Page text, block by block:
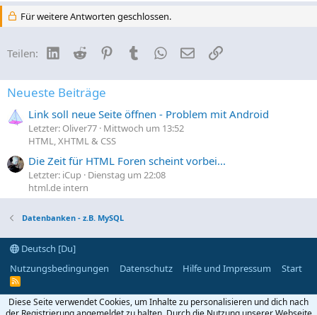
Für weitere Antworten geschlossen.
Teilen: LinkedIn
Reddit PinterestTumblrWhatsApp
E-MailLink
Neueste Beiträge
Link soll neue Seite öffnen - Problem mit Android
Letzter: Oliver77 Mittwoch um 13:52
HTML, XHTML & CSS
Die Zeit für HTML Foren scheint vorbei...
Letzter: iCup Dienstag um 22:08
html.de intern
Datenbanken - z.B. MySQL
Deutsch [Du]
Nutzungsbedingungen
Datenschutz Hilfe und Impressum Start
R
S
Diese Seite verwendet Cookies, um Inhalte zu personalisieren und dich nach